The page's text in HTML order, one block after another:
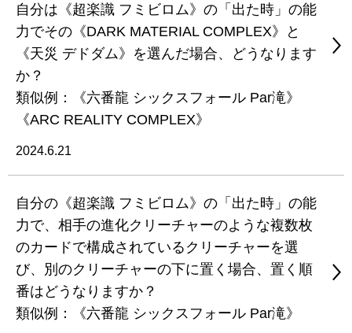
自分は《超楽識 フミビロム》の「出た時」の能
力でその《DARK MATERIAL COMPLEX》と
《天災 デドダム》を選んだ場合、どうなります
か？
類似例：《六番龍 シックスフォール Par滝》
《ARC REALITY COMPLEX》
2024.6.21
自分の《超楽識 フミビロム》の「出た時」の能
力で、相手の進化クリーチャーのような複数枚
のカードで構成されているクリーチャーを選
び、別のクリーチャーの下に置く場合、置く順
番はどうなりますか？
類似例：《六番龍 シックスフォール Par滝》